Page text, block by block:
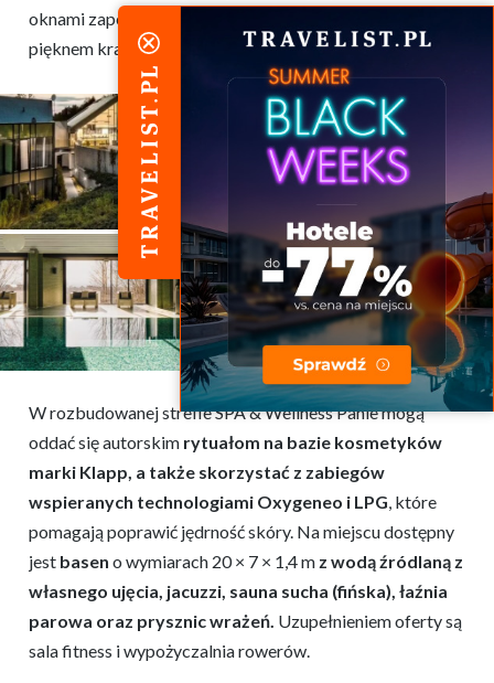
oknami zapewniają stały kontakt z zielenią i surowym
pięknem krajobrazu.
W rozbudowanej strefie SPA & Wellness Panie mogą
oddać się autorskim rytuałom na bazie kosmetyków
marki Klapp, a także skorzystać z zabiegów
wspieranych technologiami Oxygeneo i LPG, które
pomagają poprawić jędrność skóry. Na miejscu dostępny
jest baseno wymiarach 20 × 7 × 1,4 m z wodą źródlaną z
własnego ujęcia, jacuzzi, sauna sucha (fińska), łaźnia
parowa oraz prysznic wrażeń. Uzupełnieniem oferty są
sala fitness i wypożyczalnia rowerów.